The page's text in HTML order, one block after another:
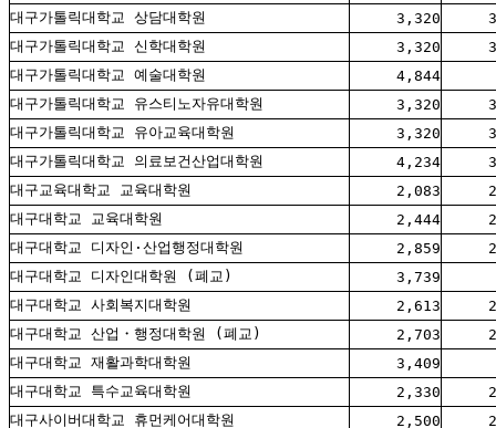
대구가톨릭대학교 상담대학원
3,320
대구가톨릭대학교 신학대학원
3,320
대구가톨릭대학교 예술대학원
4,844
대구가톨릭대학교 유스티노자유대학원
3,320
대구가톨릭대학교 유아교육대학원
3,320
대구가톨릭대학교 의료보건산업대학원
4,234
대구교육대학교 교육대학원
2,083
대구대학교 교육대학원
2,444
대구대학교 디자인·산업행정대학원
2,859
대구대학교 디자인대학원 (폐교)
3,739
대구대학교 사회복지대학원
2,613
대구대학교 산업・행정대학원 (폐교)
2,703
대구대학교 재활과학대학원
3,409
대구대학교 특수교육대학원
2,330
대구사이버대학교 휴먼케어대학원
2,500